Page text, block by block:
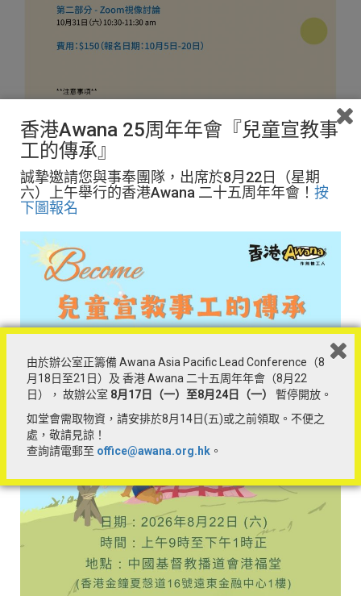
於10月22日至29
透過網上觀看訓練影片，並需於此段時間內
完成網上測驗
第二部分：「Zoom」視像討論
月31日（六）10:30 – 11:30am
*在此提醒必須在手提電話或電腦安裝「Zoom」軟件以便作討
費用：每位$150
報名日期：10月5日-20日
This event is only available for Hong Kong / Macau / Malaysia
/ LGS church accounts.
此活動只供 Hong Kong / Macau / Malaysia / LGS 教會帳戶登
聯絡我們
如有意開辦營隊，可致電聯絡辦公室。
開放時間：星期一至五9:30am-5:00pm
香港Awana 25周年年會『兒童宣教事
工的傳承』
誠摯邀請您與事奉團隊，出席於8月22日（星期
六）上午舉行的香港Awana 二十五周年年會！ 按
下圖報名
由於辦公室正籌備 Awana Asia Pacific Lead Conference（8
月18日至21日）及 香港 Awana 二十五周年年會（8月22
日）， 故辦公室 8月17日（一）至8月24日（一）
暫停開放。
如堂會需取物資，請安排於8月14日(五)或之前領取。不便之
處，敬請見諒！
查詢請電郵至 office@awana.org.hk 。